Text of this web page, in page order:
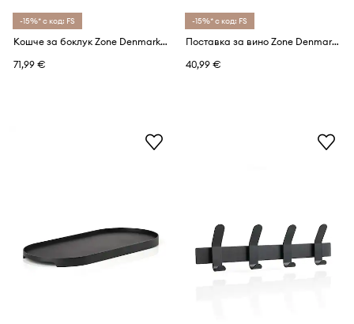
-15%* с код: FS
Кошче за боклук Zone Denmark Nova 3 L
71,99 €
-15%* с код: FS
Поставка за вино Zone Denmark Rocks
40,99 €